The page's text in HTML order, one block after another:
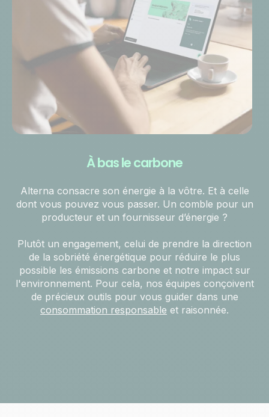
À bas le carbone
Alterna consacre son énergie à la vôtre. Et à celle
dont vous pouvez vous passer. Un comble pour un
producteur et un fournisseur d’énergie ?
Plutôt un engagement, celui de prendre la direction
de la sobriété énergétique pour réduire le plus
possible les émissions carbone et notre impact sur
l'environnement. Pour cela, nos équipes conçoivent
de précieux outils pour vous guider dans une
consommation responsable et raisonnée.